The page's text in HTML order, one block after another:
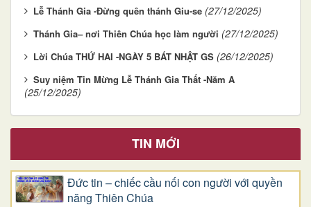
Lễ Thánh Gia -Đừng quên thánh Giu-se (27/12/2025)
Thánh Gia– nơi Thiên Chúa học làm người (27/12/2025)
Lời Chúa THỨ HAI -NGÀY 5 BÁT NHẬT GS (26/12/2025)
Suy niệm Tin Mừng Lễ Thánh Gia Thất -Năm A
(25/12/2025)
TIN MỚI
Đức tin – chiếc cầu nối con người với quyền
năng Thiên Chúa